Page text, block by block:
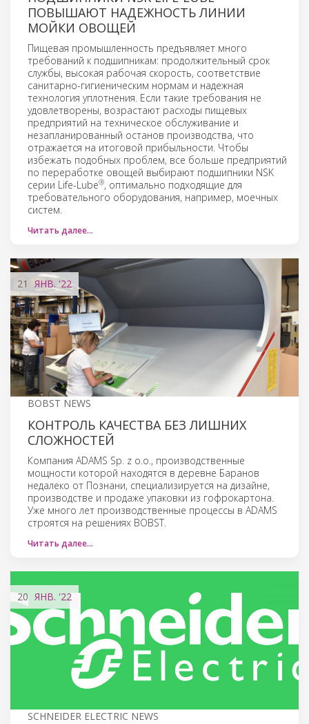
ПОВЫШАЮТ НАДЕЖНОСТЬ ЛИНИИ
МОЙКИ ОВОЩЕЙ
Пищевая промышленность предъявляет много
требований к подшипникам: продолжительный срок
службы, высокая рабочая скорость, соответствие
санитарно-гигиеническим нормам и надежная
технология уплотнения. Если такие требования не
удовлетворены, возрастают расходы пищевых
предприятий на техническое обслуживание и
незапланированный останов производства, что
отражается на итоговой прибыльности. Чтобы
избежать подобных проблем, все больше предприятий
по переработке овощей выбирают подшипники NSK
серии Life-Lube®, оптимально подходящие для
требовательного оборудования, например, моечных
систем.
Читать далее…
21 ЯНВ.'22
BOBST NEWS
КОНТРОЛЬ КАЧЕСТВА БЕЗ ЛИШНИХ
СЛОЖНОСТЕЙ
Компания ADAMS Sp. z o.o., производственные
мощности которой находятся в деревне Баранов
недалеко от Познани, специализируется на дизайне,
производстве и продаже упаковки из гофрокартона.
Уже много лет производственные процессы в ADAMS
строятся на решениях BOBST.
Читать далее…
20 ЯНВ. '22
SCHNEIDER ELECTRIC NEWS